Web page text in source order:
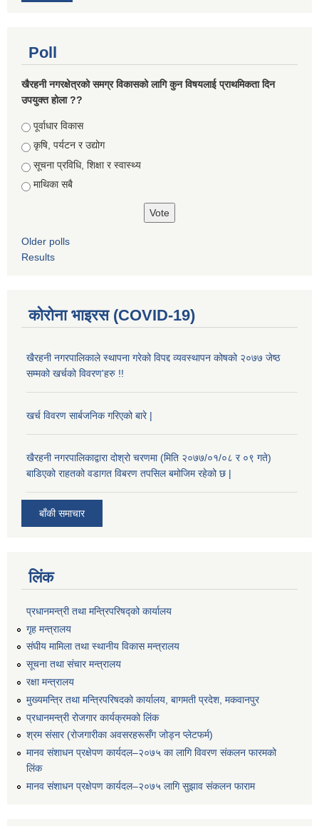
Poll
खैरहनी नगरक्षेत्रको समग्र विकासको लागि कुन विषयलाई प्राथमिकता दिन
उपयुक्त होला ??
Choices
पूर्वाधार विकास
कृषि, पर्यटन र उद्योग
सूचना प्रविधि, शिक्षा र स्वास्थ्य
माथिका सबै
Older polls
Results
कोरोना भाइरस (COVID-19)
खैरहनी नगरपालिकाले स्थापना गरेको विपद्द व्यवस्थापन कोषको २०७७ जेष्ठ
सम्मको खर्चको विवरण'हरु !!
खर्च विवरण सार्बजनिक गरिएको बारे |
खैरहनी नगरपालिकाद्वारा दोश्रो चरणमा (मिति २०७७/०१/०८ र ०९ गते)
बाडिएको राहतको वडागत विबरण तपसिल बमोजिम रहेको छ |
बाँकी समाचार
लिंक
प्रधानमन्त्री तथा मन्त्रिपरिषद्को कार्यालय
गृह मन्त्रालय
संघीय मामिला तथा स्थानीय विकास मन्त्रालय
सूचना तथा संचार मन्त्रालय
रक्षा मन्त्रालय
मुख्यमन्त्रि तथा मन्त्रिपरिषदको कार्यालय, बागमती प्रदेश, मकवानपुर
प्रधानमन्त्री रोजगार कार्यक्रमको लिंक
श्रम संसार (रोजगारीका अवसरहरूसँग जोड्न प्लेटफर्म)
मानव संशाधन प्रक्षेपण कार्यदल–२०७५ का लागि विवरण संकलन फारमको
लिंक
मानव संशाधन प्रक्षेपण कार्यदल–२०७५ लागि सुझाव संकलन फाराम